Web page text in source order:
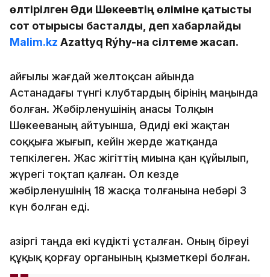
өлтірілген Әди Шөкеевтің өліміне қатысты
сот отырысы басталды, деп хабарлайды
Malim.kz Azattyq Rýhy-на сілтеме жасап.
Қайғылы жағдай желтоқсан айында
Астанадағы түнгі клубтардың бірінің маңында
болған. Жәбірленушінің анасы Толқын
Шөкееваның айтуынша, Әдиді екі жақтан
соққыға жығып, кейін жерде жатқанда
тепкілеген. Жас жігіттің миына қан құйылып,
жүрегі тоқтап қалған. Ол кезде
жәбірленушінің 18 жасқа толғанына небәрі 3
күн болған еді.
Қазіргі таңда екі күдікті ұсталған. Оның біреуі
құқық қорғау органының қызметкері болған.